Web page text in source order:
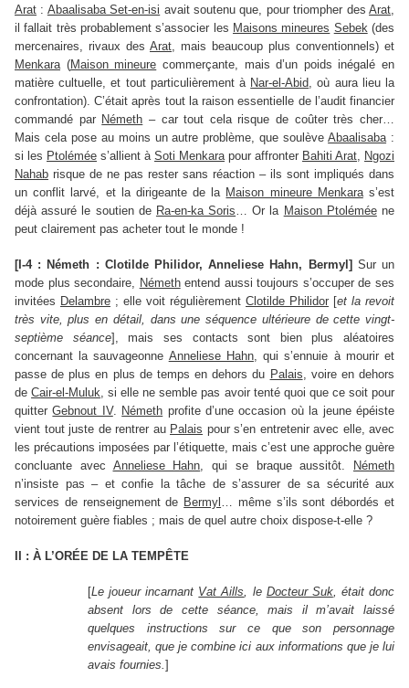
Arat : Abaalisaba Set-en-isi avait soutenu que, pour triompher desArat,
il fallait très probablement s’associer les Maisons mineures Sebek(des
mercenaires, rivaux des Arat, mais beaucoup plus conventionnels) et
Menkara(Maison mineure commerçante, mais d’un poids inégalé en
matière cultuelle, et tout particulièrement à Nar-el-Abid, où aura lieu la
confrontation). C’était après tout la raison essentielle de l’audit financier
commandé par Németh – car tout cela risque de coûter très cher…
Mais cela pose au moins un autre problème, que soulèveAbaalisaba:
si les Ptolémée s’allient à Soti Menkarapour affronter Bahiti Arat, Ngozi
Nahab risque de ne pas rester sans réaction – ils sont impliqués dans
un conflit larvé, et la dirigeante de la Maison mineure Menkaras’est
déjà assuré le soutien de Ra-en-ka Soris… Or la Maison Ptoléméene
peut clairement pas acheter tout le monde !
[I-4 : Németh : Clotilde Philidor, Anneliese Hahn, Bermyl] Sur un
mode plus secondaire, Némethentend aussi toujours s’occuper de ses
invitées Delambre ; elle voit régulièrement Clotilde Philidor [et la revoit
très vite, plus en détail, dans une séquence ultérieure de cette vingt-
septième séance], mais ses contacts sont bien plus aléatoires
concernant la sauvageonne Anneliese Hahn, qui s’ennuie à mourir et
passe de plus en plus de temps en dehors du Palais, voire en dehors
deCair-el-Muluk, si elle ne semble pas avoir tenté quoi que ce soit pour
quitterGebnout IV. Németh profite d’une occasion où la jeune épéiste
vient tout juste de rentrer au Palais pour s’en entretenir avec elle, avec
les précautions imposées par l’étiquette, mais c’est une approche guère
concluante avec Anneliese Hahn, qui se braque aussitôt.
Németh
n’insiste pas – et confie la tâche de s’assurer de sa sécurité aux
services de renseignement de Bermyl … même s’ils sont débordés et
notoirement guère fiables ; mais de quel autre choix dispose-t-elle ?
II : À L’ORÉE DE LA TEMPÊTE
[Le joueur incarnant Vat Aills, le Docteur Suk, était donc
absent lors de cette séance, mais il m’avait laissé
quelques instructions sur ce que son personnage
envisageait, que je combine ici aux informations que je lui
avais fournies.]